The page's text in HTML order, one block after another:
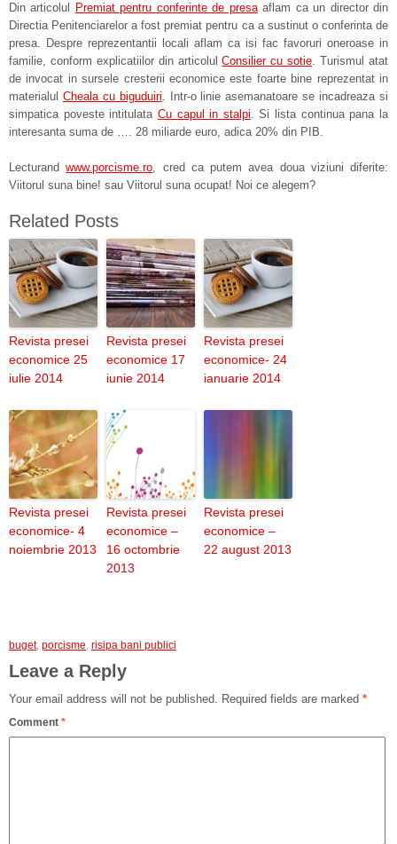
Din articolul Premiat pentru conferinte de presaaflam ca un director din
Directia Penitenciarelor a fost premiat pentru ca a sustinut o conferinta de
presa. Despre reprezentantii locali aflam ca isi fac favoruri oneroase in
familie, conform explicatiilor din articolulConsilier cu sotie. Turismul atat
de invocat in sursele cresterii economice este foarte bine reprezentat in
materialul Cheala cu biguduiri. Intr-o linie asemanatoare se incadreaza si
simpatica poveste intitulata Cu capul in stalpi. Si lista continua pana la
interesanta suma de …. 28 miliarde euro, adica 20% din PIB.
Lecturandwww.porcisme.ro, cred ca putem avea doua viziuni diferite:
Viitorul suna bine! sau Viitorul suna ocupat! Noi ce alegem?
Related Posts
Revista presei
economice 25
iulie 2014
Revista presei
economice 17
iunie 2014
Revista presei
economice- 24
ianuarie 2014
Revista presei
economice- 4
noiembrie 2013
Revista presei
economice –
16 octombrie
2013
Revista presei
economice –
22 august 2013
buget, porcisme, risipa bani publici
Leave a Reply
Your email address will not be published. Required fields are marked *
Comment *